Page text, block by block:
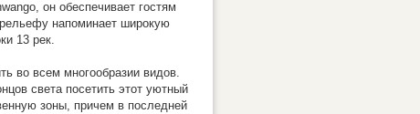
он обеспечивает гостям
напоминает широкую
13 рек.
во всем многообразии видов.
света посетить этот уютный
зоны, причем в последней